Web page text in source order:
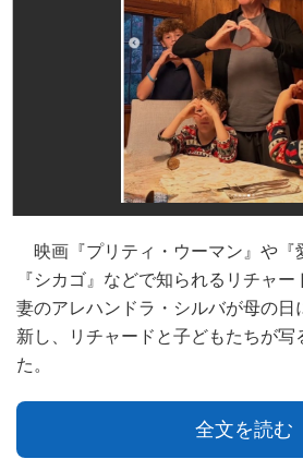
映画『プリティ・ウーマン』や『
『シカゴ』などで知られるリチャ
妻のアレハンドラ・シルバが母の日
新し、リチャードと子どもたちが写
た。
全文を読む